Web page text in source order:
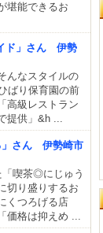
堪能できるお
ド」さん 伊勢
んなスタイルの
ばり保育園の前
高級レストラン
提供」&h ...
」さん 伊勢崎市
「喫茶◎にじゅう
切り盛りするお
くつろげる店
価格は抑えめ ...